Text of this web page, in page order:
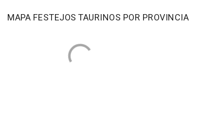
MAPA FESTEJOS TAURINOS POR PROVINCIA